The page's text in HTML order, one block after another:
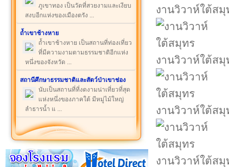
ภูเขาทอง เป็นวัดที่สวยงามและเงียบ
สงบอีกแห่งของเมืองตรัง ...
ถ้ำเขาช้างหาย
ถ้ำเขาช้างหาย เป็นสถานที่ท่องเที่ยว
ที่มีความงามตามธรรมชาติอีกแห่ง
หนึ่งของจังหวัด ...
สถานีศึกษาธรรมชาติและสัตว์ป่าเขาช่อง
นับเป็นสถานที่ที่งดงามน่าเที่ยวที่สุด
แห่งหนึ่งของภาคใต้ มีหมู่ไม้ใหญ่
ลำธารน้ำ แ ...
งานวิวาห์ใต้สมุ
งานวิวาห์ใต้สมุ
งานวิวาห์ใต้สมุ
งานวิวาห์ใต้สมุ